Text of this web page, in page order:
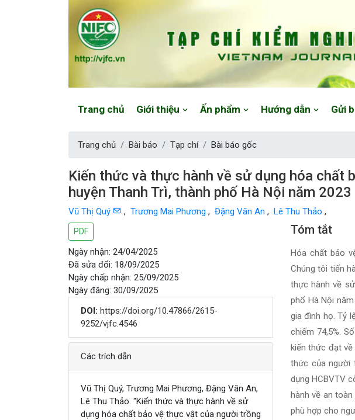
Website: https://vjfc.nifc.gov.vn/
Trang chủ Giới thiệu Ấn phẩm Hướng dẫn Gửi
Trang chủ Bài báo Tạp chí Bài báo gốc
Kiến thức và thực hành về sử dụng hóa chất
huyện Thanh Trì, thành phố Hà Nội năm
Vũ Thị Quý , Trương Mai Phương , Đặng Văn An , Lê Thu Thảo ,
PDF
Ngày nhận: 24/04/2025
Đã sửa đổi: 18/09/2025
Ngày chấp nhận: 25/09/2025
Ngày đăng: 30/09/2025
DOI: https://doi.org/10.47866/2615-
9252/vjfc.4546
Chi tiết
Các trích dẫn
Vũ Thị Quý, Trương Mai Phương, Đặng Văn An,
Lê Thu Thảo. "Kiến thức và thực hành về sử
dụng hóa chất bảo vệ thực vật của người trồng
Main
Tóm tắt
Hóa chất bảo
Chúng tôi tiến
thực hành về
phố Hà Nội
gia đình họ. Tỷ
chiếm 74,5%.
kiến thức đạt về
thức của người
dụng HCBVTV
hành về an
phù hợp cho